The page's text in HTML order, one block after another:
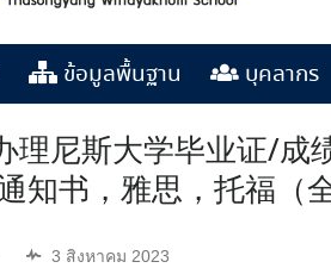
ข้อมูลพื้นฐาน บุคลากร
理尼斯大学毕业证/成
知书，雅思，托福（
3 สิงหาคม 2023